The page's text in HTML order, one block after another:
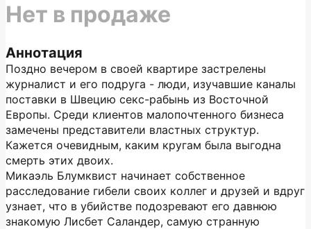
Аннотация
Поздно вечером в своей квартире застрелены
журналист и его подруга - люди, изучавшие каналы
поставки в Швецию секс-рабынь из Восточной
Европы. Среди клиентов малопочтенного бизнеса
замечены представители властных структур.
Кажется очевидным, каким кругам была выгодна
смерть этих двоих.
Микаэль Блумквист начинает собственное
расследование гибели своих коллег и друзей и вдруг
узнает, что в убийстве подозревают его давнюю
знакомую Лисбет Саландер, самую странную
Нет в продаже